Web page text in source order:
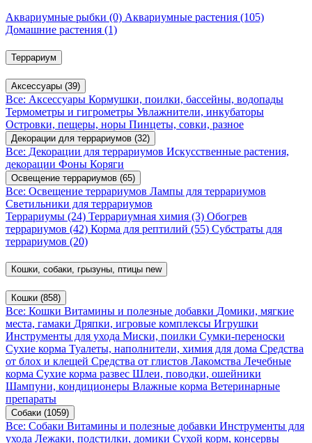
Аквариумные рыбки (0) Аквариумные растения (105)
Домашние растения (1)
Террариум
Аксессуары (39)
Все: Аксессуары Кормушки, поилки, бассейны, водопады
Термометры и гигрометры Увлажнители, инкубаторы
Островки, пещеры, норы Пинцеты, совки, разное
Декорации для террариумов (32)
Все: Декорации для террариумов Искусственные растения,
декорации Фоны Коряги
Освещение террариумов (65)
Все: Освещение террариумов Лампы для террариумов
Светильники для террариумов
Террариумы (24) Террариумная химия (3) Обогрев
террариумов (42) Корма для рептилий (55) Субстраты для
террариумов (20)
Кошки, собаки, грызуны, птицы new
Кошки (858)
Все: Кошки Витамины и полезные добавки Домики, мягкие
места, гамаки Дряпки, игровые комплексы Игрушки
Инструменты для ухода Миски, поилки Сумки-переноски
Сухие корма Туалеты, наполнители, химия для дома Средства
от блох и клещей Средства от глистов Лакомства Лечебные
корма Сухие корма развес Шлеи, поводки, ошейники
Шампуни, кондиционеры Влажные корма Ветеринарные
препараты
Собаки (1059)
Все: Собаки Витамины и полезные добавки Инструменты для
ухода Лежаки, подстилки, домики Сухой корм, консервы